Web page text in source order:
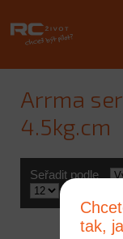
Arrma
4.5kg.cm
Seřadit podle
tak,